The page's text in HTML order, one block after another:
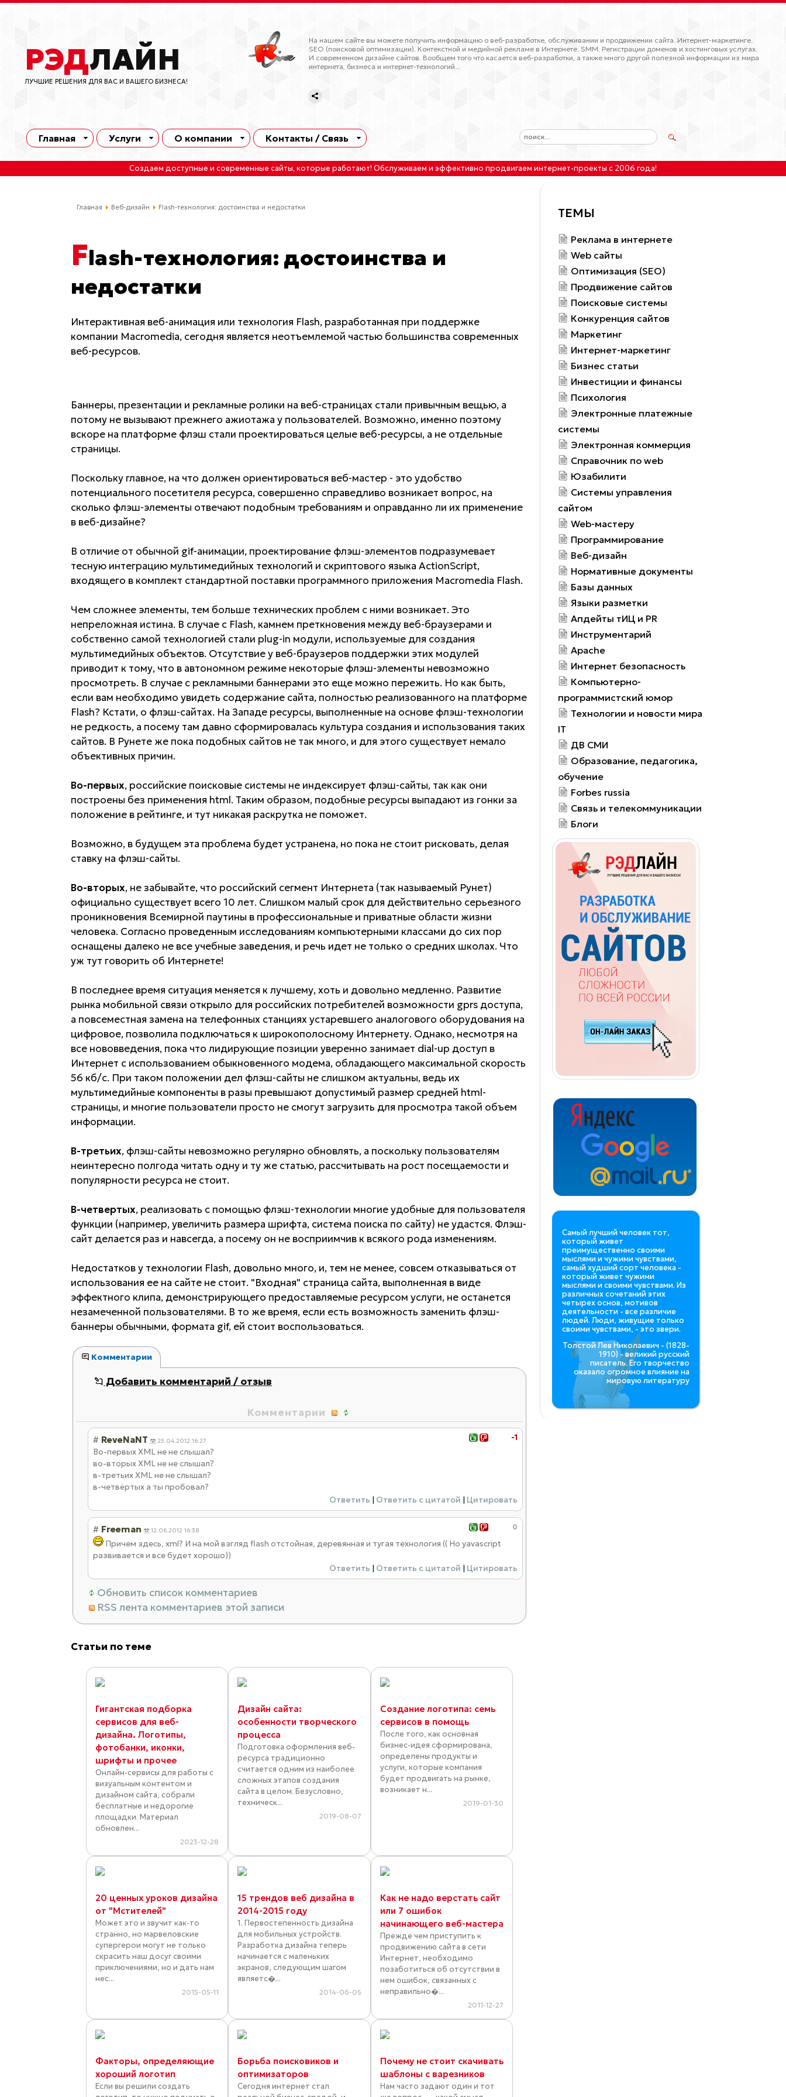
РЭДЛАЙН
ЛУЧШИЕ РЕШЕНИЯ ДЛЯ ВАС И ВАШЕГО БИЗНЕСА!
На нашем сайте вы можете получить информацию о веб-разработке, обслуживании и продвижении сайта. Интернет-маркетинге.
SEO (поисковой оптимизации). Контекстной и медийной рекламе в Интернете. SMM. Регистрации доменов и хостинговых услугах.
И современном дизайне сайтов. Вообщем того что касается веб-разработки, а также много другой полезной информации из мира
интернета, бизнеса и интернет-технологий...
Главная Услуги О компании Контакты / Связь
Создаем доступные и современные сайты, которые работают! Обслуживаем и эффективно продвигаем интернет-проекты с 2006 года!
Главная Веб-дизайн Flash-технология: достоинства и недостатки
Flash-технология: достоинства и
недостатки
Интерактивная веб-анимация или технология Flash, разработанная при поддержке
компании Macromedia, сегодня является неотъемлемой частью большинства современных
веб-ресурсов.
Баннеры, презентации и рекламные ролики на веб-страницах стали привычным вещью, а
потому не вызывают прежнего ажиотажа у пользователей. Возможно, именно поэтому
вскоре на платформе флэш стали проектироваться целые веб-ресурсы, а не отдельные
страницы.
Поскольку главное, на что должен ориентироваться веб-мастер - это удобство
потенциального посетителя ресурса, совершенно справедливо возникает вопрос, на
сколько флэш-элементы отвечают подобным требованиям и оправданно ли их применение
в веб-дизайне?
В отличие от обычной gif-анимации, проектирование флэш-элементов подразумевает
тесную интеграцию мультимедийных технологий и скриптового языка ActionScript,
входящего в комплект стандартной поставки программного приложения Macromedia Flash.
Чем сложнее элементы, тем больше технических проблем с ними возникает. Это
непреложная истина. В случае с Flash, камнем преткновения между веб-браузерами и
собственно самой технологией стали plug-in модули, используемые для создания
мультимедийных объектов. Отсутствие у веб-браузеров поддержки этих модулей
приводит к тому, что в автономном режиме некоторые флэш-элементы невозможно
просмотреть. В случае с рекламными баннерами это еще можно пережить. Но как быть,
если вам необходимо увидеть содержание сайта, полностью реализованного на платформе
Flash? Кстати, о флэш-сайтах. На Западе ресурсы, выполненные на основе флэш-технологии
не редкость, а посему там давно сформировалась культура создания и использования таких
сайтов. В Рунете же пока подобных сайтов не так много, и для этого существует немало
объективных причин.
Во-первых, российские поисковые системы не индексирует флэш-сайты, так как они
построены без применения html. Таким образом, подобные ресурсы выпадают из гонки за
положение в рейтинге, и тут никакая раскрутка не поможет.
Возможно, в будущем эта проблема будет устранена, но пока не стоит рисковать, делая
ставку на флэш-сайты.
Во-вторых, не забывайте, что российский сегмент Интернета (так называемый Рунет)
официально существует всего 10 лет. Слишком малый срок для действительно серьезного
проникновения Всемирной паутины в профессиональные и приватные области жизни
человека. Согласно проведенным исследованиям компьютерными классами до сих пор
оснащены далеко не все учебные заведения, и речь идет не только о средних школах. Что
уж тут говорить об Интернете!
В последнее время ситуация меняется к лучшему, хоть и довольно медленно. Развитие
рынка мобильной связи открыло для российских потребителей возможности gprs доступа,
а повсеместная замена на телефонных станциях устаревшего аналогового оборудования на
цифровое, позволила подключаться к широкополосному Интернету. Однако, несмотря на
все нововведения, пока что лидирующие позиции уверенно занимает dial-up доступ в
Интернет с использованием обыкновенного модема, обладающего максимальной скорость
56 кб/c. При таком положении дел флэш-сайты не слишком актуальны, ведь их
мультимедийные компоненты в разы превышают допустимый размер средней html-
страницы, и многие пользователи просто не смогут загрузить для просмотра такой объем
информации.
В-третьих, флэш-сайты невозможно регулярно обновлять, а поскольку пользователям
неинтересно полгода читать одну и ту же статью, рассчитывать на рост посещаемости и
популярности ресурса не стоит.
В-четвертых, реализовать с помощью флэш-технологии многие удобные для пользователя
функции (например, увеличить размера шрифта, система поиска по сайту) не удастся. Флэш-
сайт делается раз и навсегда, а посему он не восприимчив к всякого рода изменениям.
Недостатков у технологии Flash, довольно много, и, тем не менее, совсем отказываться от
использования ее на сайте не стоит. "Входная" страница сайта, выполненная в виде
эффектного клипа, демонстрирующего предоставляемые ресурсом услуги, не останется
незамеченной пользователями. В то же время, если есть возможность заменить флэш-
баннеры обычными, формата gif, ей стоит воспользоваться.
Комментарии
Добавить комментарий / отзыв
Комментарии
-1
# ReveNaNT 25.04.2012 16:27
Во-первых XML не не слышал?
во-вторых XML не не слышал?
в-третьих XML не не слышал?
в-четвёртых а ты пробовал?
Ответить | Ответить с цитатой | Цитировать
0
# Freeman 12.06.2012 16:38
Причем здесь, xml? И на мой взгляд flash отстойная, деревянная и тугая технология (( Но yavascript
развивается и все будет хорошо))
Ответить | Ответить с цитатой | Цитировать
Обновить список комментариев
RSS лента комментариев этой записи
Статьи по теме
Гигантская подборка
сервисов для веб-
дизайна. Логотипы,
фотобанки, иконки,
шрифты и прочее
Онлайн-сервисы для работы с
визуальным контентом и
дизайном сайта, собрали
бесплатные и недорогие
площадки. Материал
обновлен...
2023-12-28
Дизайн сайта:
особенности творческого
процесса
Подготовка оформления веб-
ресурса традиционно
считается одним из наиболее
сложных этапов создания
сайта в целом. Безусловно,
техническ...
2019-08-07
Создание логотипа: семь
сервисов в помощь
После того, как основная
бизнес-идея сформирована,
определены продукты и
услуги, которые компания
будет продвигать на рынке,
возникает н...
2019-01-30
20 ценных уроков дизайна
от "Мстителей"
Может это и звучит как-то
странно, но марвеловские
супергерои могут не только
скрасить наш досуг своими
приключениями, но и дать нам
нес...
2015-05-11
15 трендов веб дизайна в
2014-2015 году
1. Первостепенность дизайна
для мобильных устройств.
Разработка дизайна теперь
начинается с маленьких
экранов, следующим шагом
являетс�...
2014-06-05
Как не надо верстать сайт
или 7 ошибок
начинающего веб-мастера
Прежде чем приступить к
продвижению сайта в сети
Интернет, необходимо
позаботиться об отсутствии в
нем ошибок, связанных с
неправильно�...
2011-12-27
Факторы, определяющие
хороший логотип
Если вы решили создать
Борьба поисковиков и
оптимизаторов
Сегодня интернет стал
Почему не стоит скачивать
шаблоны с варезников
Нам часто задают один и тот
ТЕМЫ
Реклама в интернете
Web сайты
Оптимизация (SEO)
Продвижение сайтов
Поисковые системы
Конкуренция сайтов
Маркетинг
Интернет-маркетинг
Бизнес статьи
Инвестиции и финансы
Психология
Электронные платежные
системы
Электронная коммерция
Справочник по web
Юзабилити
Системы управления
сайтом
Web-мастеру
Программирование
Веб-дизайн
Нормативные документы
Базы данных
Языки разметки
Апдейты тИЦ и PR
Инструментарий
Apache
Интернет безопасность
Компьютерно-
программистский юмор
Технологии и новости мира
IT
ДВ СМИ
Образование, педагогика,
обучение
Forbes russia
Связь и телекоммуникации
Блоги
Самый лучший человек тот,
который живет
преимущественно своими
мыслями и чужими чувствами,
самый худший сорт человека -
который живет чужими
мыслями и своими чувствами. Из
различных сочетаний этих
четырех основ, мотивов
деятельности - все различие
людей. Люди, живущие только
своими чувствами, - это звери.
Толстой Лев Николаевич - (1828-
1910) - великий русский
писатель. Его творчество
оказало огромное влияние на
мировую литературу